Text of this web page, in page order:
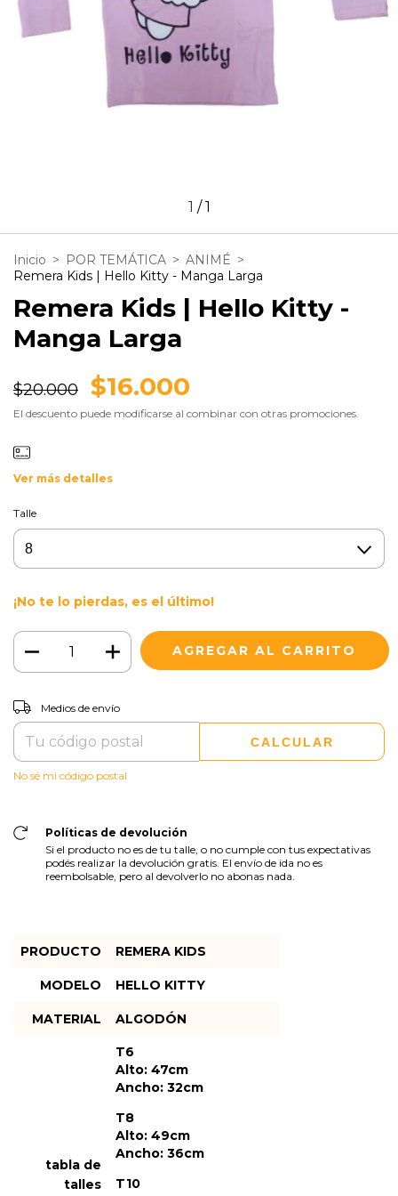
1 /1
Inicio > POR TEMÁTICA > ANIMÉ >
Remera Kids | Hello Kitty - Manga Larga
Remera Kids | Hello Kitty -
Manga Larga
$20.000 $16.000
El descuento puede modificarse al combinar con otras promociones.
Ver más detalles
Talle
¡No te lo pierdas, es el último!
Entregas para el CP:
Medios de envío
CALCULAR
No sé mi código postal
Políticas de devolución
Si el producto no es de tu talle, o no cumple con tus expectativas
podés realizar la devolución gratis. El envío de ida no es
reembolsable, pero al devolverlo no abonas nada.
PRODUCTO REMERA KIDS
MODELO HELLO KITTY
MATERIAL ALGODÓN
tabla de
talles
T6
Alto: 47cm
Ancho: 32cm
T8
Alto: 49cm
Ancho: 36cm
T10